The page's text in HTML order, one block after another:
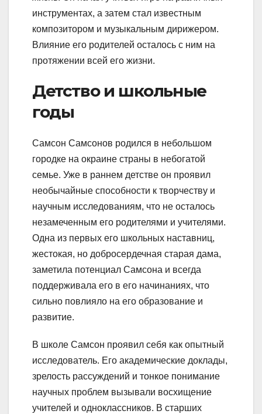
инструментах, а затем стал известным
композитором и музыкальным дирижером.
Влияние его родителей осталось с ним на
протяжении всей его жизни.
Детство и школьные
годы
Самсон Самсонов родился в небольшом
городке на окраине страны в небогатой
семье. Уже в раннем детстве он проявил
необычайные способности к творчеству и
научным исследованиям, что не осталось
незамеченным его родителями и учителями.
Одна из первых его школьных наставниц,
жестокая, но добросердечная старая дама,
заметила потенциал Самсона и всегда
поддерживала его в его начинаниях, что
сильно повлияло на его образование и
развитие.
В школе Самсон проявил себя как опытный
исследователь. Его академические доклады,
зрелость рассуждений и тонкое понимание
научных проблем вызывали восхищение
учителей и одноклассников. В старших